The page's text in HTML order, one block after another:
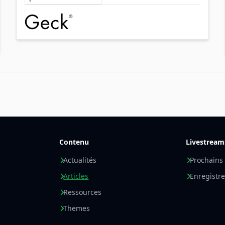
commerce de détail.
Entreprises impliquées
Contenu
Actualités
Articles
Ressources
Themes
Prochains